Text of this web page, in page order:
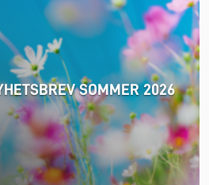
SOMMER 2026